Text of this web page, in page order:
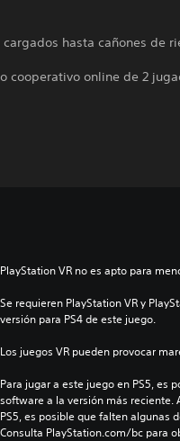
hasta cañones de
cooperativo online de 2
PlayStation VR no es apto para
Se requieren PlayStation VR y
versión para PS4 de este juego.
Los juegos VR pueden provocar
Para jugar a este juego en PS5, es
software a la versión más reciente.
PS5, es posible que falten algunas
Consulta PlayStation.com/bc para